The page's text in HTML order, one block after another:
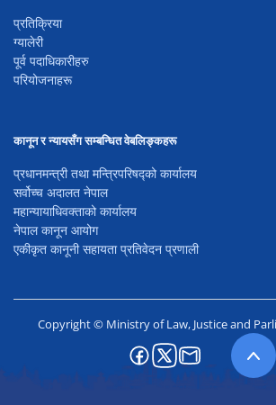
प्रतिक्रिया
ग्यालेरी
पूर्व पदाधिकारीहरु
परियोजनाहरू
कानून र न्यायसँग सम्बन्धित वेबलिङ्कहरू
प्रधानमन्त्री तथा मन्त्रिपरिषद्को कार्यालय
सर्वोच्च अदालत नेपाल
महान्यायाधिवक्ताको कार्यालय
नेपाल कानून आयोग
एकीकृत कानूनी सहायता प्रतिवेदन प्रणाली
Copyright © Ministry of Law, Justice and